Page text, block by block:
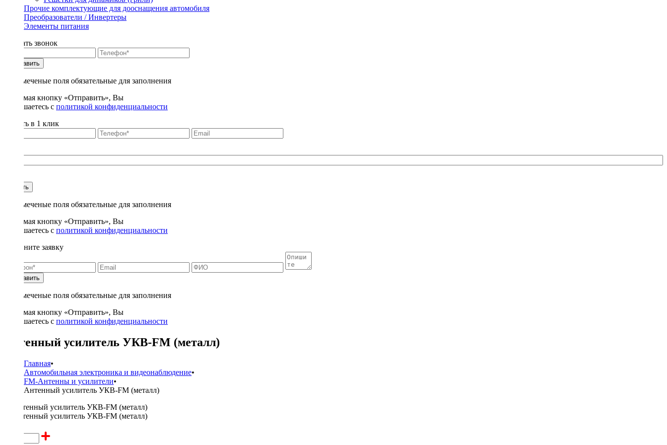
Прочие комплектующие для дооснащения автомобиля
Преобразователи / Инвертеры
Элементы питания
Заказать звонок
Отправить
* - отмеченые поля обязательные для заполнения
Нажимая кнопку «Отправить», Вы
соглашаетесь с политикой конфиденциальности
Купить в 1 клик
Купить
* - отмеченые поля обязательные для заполнения
Нажимая кнопку «Отправить», Вы
соглашаетесь с политикой конфиденциальности
Заполните заявку
Отправить
* - отмеченые поля обязательные для заполнения
Нажимая кнопку «Отправить», Вы
соглашаетесь с политикой конфиденциальности
Антенный усилитель УКВ-FM (металл)
Главная•
Автомобильная электроника и видеонаблюдение•
FM-Антенны и усилители•
Антенный усилитель УКВ-FM (металл)